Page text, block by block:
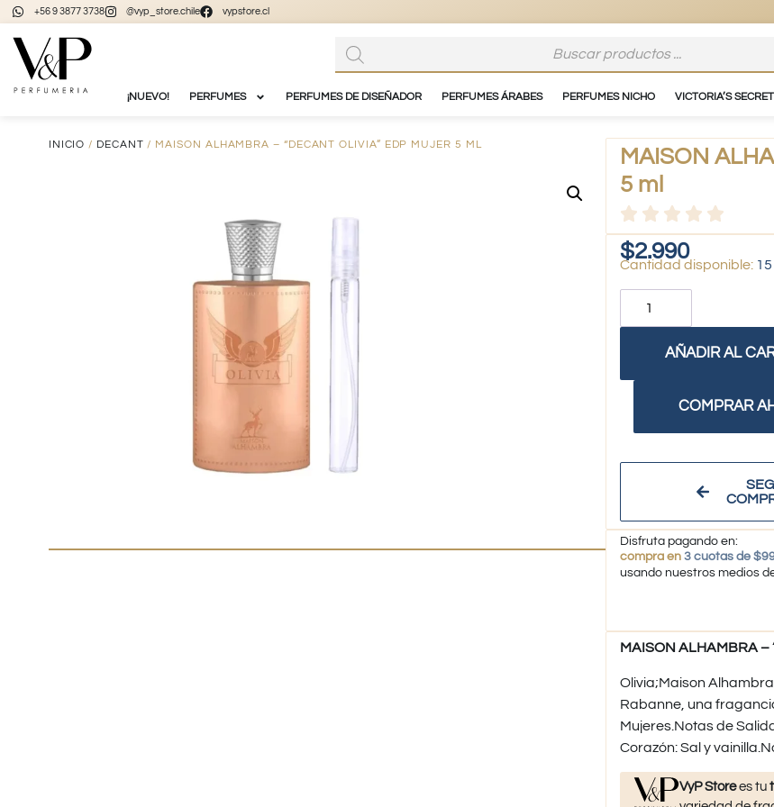
+56 9 3877 3738 @vyp_store.chile vypstore.cl
¡NUEVO! PERFUMES PERFUMES DE DISEÑADOR PERFUMES ÁRABES PERFUMES NICHO VICTORIA’S SECRET
INICIO / DECANT / MAISON ALHAMBRA – “DECANT OLIVIA” EDP MUJER 5 ML
MAISON
5 ml
$2.990
AÑADIR AL
COMPRAR
Disfruta pagando en:
compra en 3 cuotas de
usando nuestros medios
MAISON ALHAMBRA –
Olivia;Maison
Rabanne, una
Mujeres.Notas de
Corazón: Sal y
VyP Storees tu